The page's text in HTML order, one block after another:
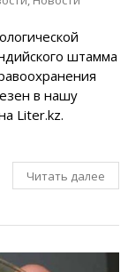
штамма
в нашу
Liter.kz.
Читать далее